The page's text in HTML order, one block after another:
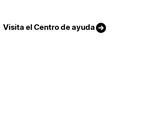
Visita el Centro de ayuda